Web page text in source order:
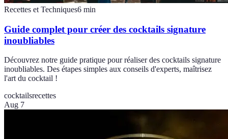
Recettes et Techniques6 min
Guide complet pour créer des cocktails signature
inoubliables
Découvrez notre guide pratique pour réaliser des cocktails signature
inoubliables. Des étapes simples aux conseils d'experts, maîtrisez
l'art du cocktail !
cocktailsrecettes
Aug 7